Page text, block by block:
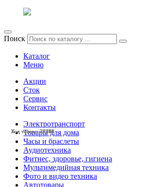
Код товара: 28581
Код товара: 28553
Код товара: 28419
Код товара: 28395
Код товара: 28342
Код товара: 28341
Код товара: 28332
Код товара: 28269
Код товара: 28268
Код товара: 28246
Код товара: 28242
Код товара: 28240
Поиск
Каталог
Меню
Акции
Сток
Сервис
Контакты
Электротранспорт
Товары для дома
Часы и браслеты
Аудиотехника
Фитнес, здоровье, гигиена
Мультимедийная техника
Фото и видео техника
Автотовары